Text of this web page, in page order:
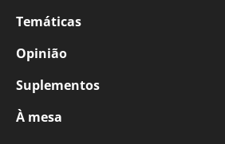
Temáticas
Opinião
Suplementos
À mesa